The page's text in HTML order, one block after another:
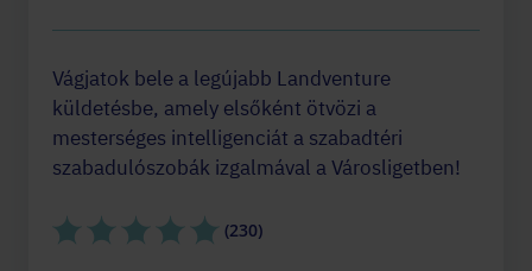
Vágjatok bele a legújabb Landventure
küldetésbe, amely elsőként ötvözi a
mesterséges intelligenciát a szabadtéri
szabadulószobák izgalmával a Városligetben!
(230)